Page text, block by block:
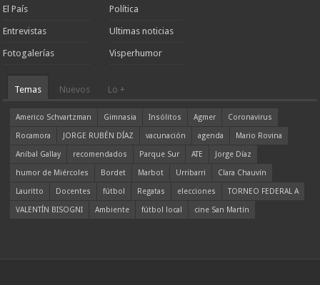
El País
Entrevistas
Fotogalerías
Política
Ultimas noticias
Visperhumor
Temas Nuevos Lo +
Americo Schvartzman Gimnasia Insólitos Agmer
Coronavirus
Rocamora
JORGE RUBÉN DÍAZ vacunación agenda
Mario Rovina
Aníbal Gallay
recomendados Parque Sur ATE
Jorge Díaz
humor de Miércoles
Bordet Marbot Urribarri
Clara Chauvín
Lauritto
Docentes fútbol Regatas elecciones
TORNEO FEDERAL A
VALENTÍN BISOGNI
Ambiente fútbol local cine San Martín